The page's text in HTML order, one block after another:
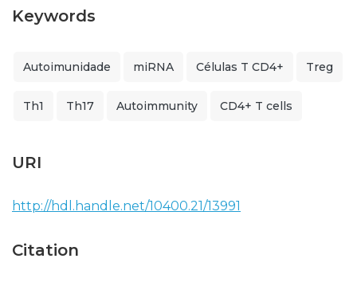
Keywords
Autoimunidade miRNA Células T CD4+ Treg
Th1 Th17 Autoimmunity CD4+ T cells
URI
http://hdl.handle.net/10400.21/13991
Citation